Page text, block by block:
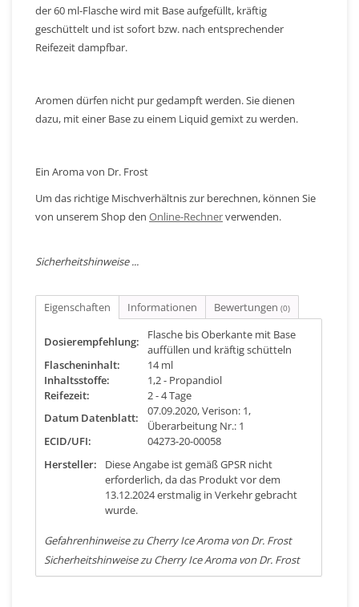
der 60 ml-Flasche wird mit Base aufgefüllt, kräftig
geschüttelt und ist sofort bzw. nach entsprechender
Reifezeit dampfbar.
Aromen dürfen nicht pur gedampft werden. Sie dienen
dazu, mit einer Base zu einem Liquid gemixt zu werden.
Ein Aroma von Dr. Frost
Um das richtige Mischverhältnis zur berechnen, können Sie
von unserem Shop den Online-Rechnerverwenden.
Sicherheitshinweise ...
Eigenschaften Informationen Bewertungen (0)
Dosierempfehlung:
Flasche bis Oberkante mit Base
auffüllen und kräftig schütteln
Flascheninhalt:
14 ml
Inhaltsstoffe:
1,2 - Propandiol
Reifezeit:
2 - 4 Tage
Datum Datenblatt:
07.09.2020, Verison: 1,
Überarbeitung Nr.: 1
ECID/UFI:
04273-20-00058
Hersteller:
Diese Angabe ist gemäß GPSR nicht
erforderlich, da das Produkt vor dem
13.12.2024 erstmalig in Verkehr gebracht
wurde.
Gefahrenhinweise zu Cherry Ice Aroma von Dr. Frost
Sicherheitshinweise zu Cherry Ice Aroma von Dr. Frost